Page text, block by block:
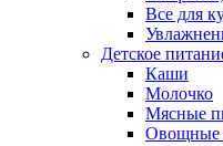
Все для
Детское
Каши
Молочко
Мясные
Овощные